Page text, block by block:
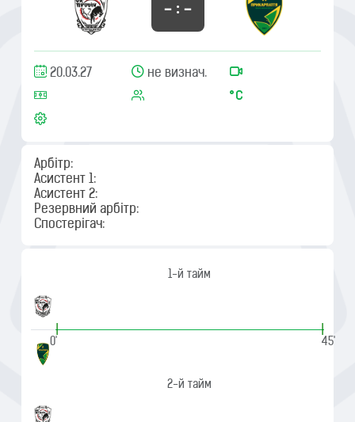
– : –
20.03.27 не визнач.
Арбітр:
Асистент 1:
Асистент 2:
Резервний арбітр:
Спостерігач:
1-й тайм
|
0'
|
45'
2-й тайм